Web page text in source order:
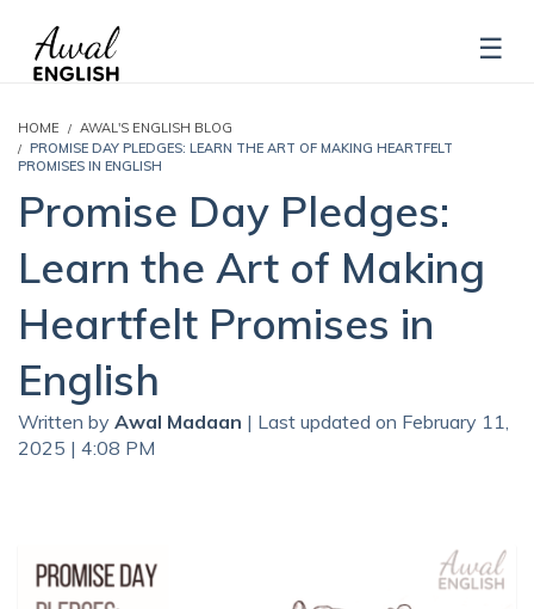
HOME
AWAL'S ENGLISH BLOG
PROMISE DAY PLEDGES: LEARN THE ART OF MAKING HEARTFELT
PROMISES IN ENGLISH
Promise Day Pledges:
Learn the Art of Making
Heartfelt Promises in
English
Written by Awal Madaan | Last updated on February 11,
2025 | 4:08 PM